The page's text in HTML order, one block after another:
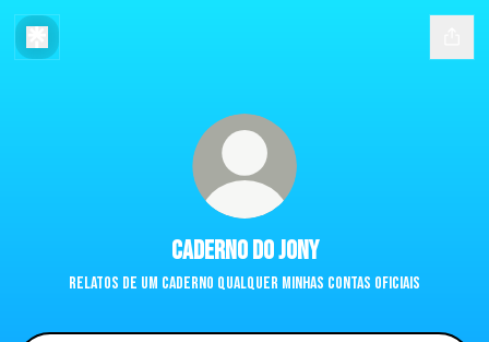
Caderno do Jony
Relatos de um caderno qualquer minhas contas oficiais